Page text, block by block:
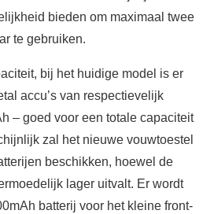
bieden om maximaal twee
te gebruiken.
bij het huidige model is er
accu’s van respectievelijk
– goed voor een totale capaciteit
zal het nieuwe vouwtoestel
beschikken, hoewel de
lager uitvalt. Er wordt
batterij voor het kleine front-